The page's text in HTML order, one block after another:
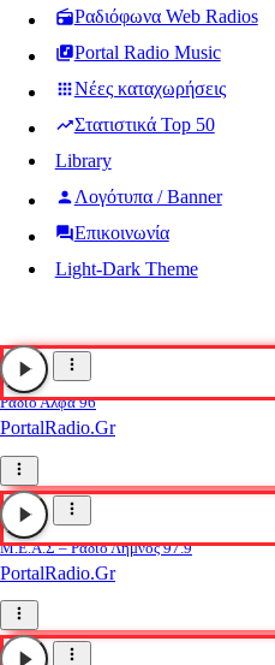
Ραδιόφωνα Web Radios
Portal Radio Music
Νέες καταχωρήσεις
Στατιστικά Top 50
Library
Λογότυπα / Banner
Επικοινωνία
Light-Dark Theme
Ράδιο Άλφα 96
PortalRadio.Gr
Μ.Ε.Α.Σ – Ράδιο Λήμνος 97.9
PortalRadio.Gr